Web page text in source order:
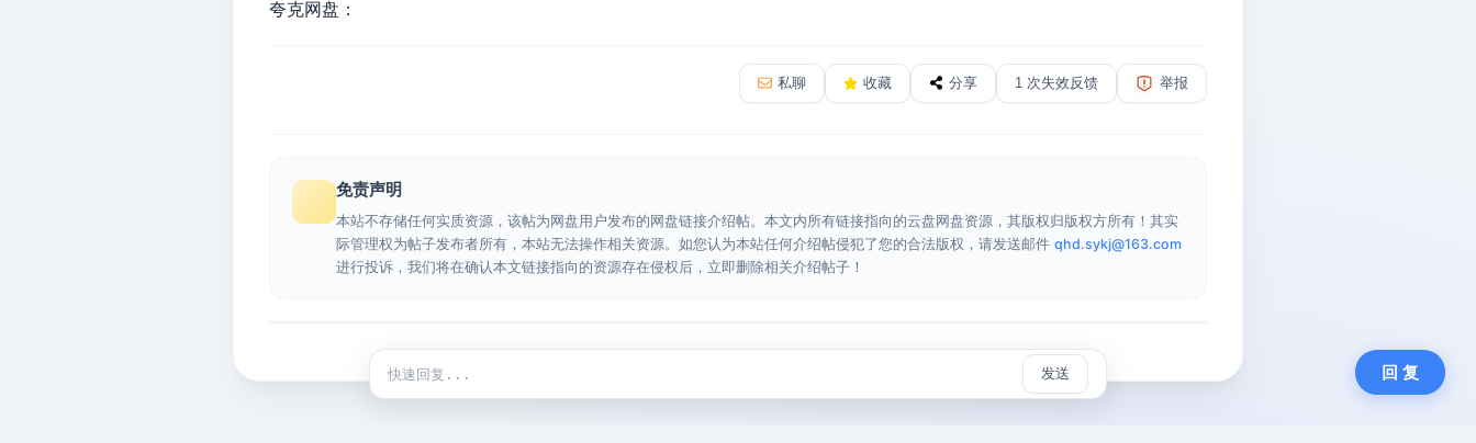
夸克网盘：
私聊 收藏 分享 1 次失效反馈 举报
免责声明
本站不存储任何实质资源，该帖为网盘用户发布的网盘链接介绍帖。本文内所有链接指向的云盘网盘资源，其版权归版权方所有！其实
际管理权为帖子发布者所有，本站无法操作相关资源。如您认为本站任何介绍帖侵犯了您的合法版权，请发送邮件 qhd.sykj@163.com
进行投诉，我们将在确认本文链接指向的资源存在侵权后，立即删除相关介绍帖子！
快捷回复
发送 回 复